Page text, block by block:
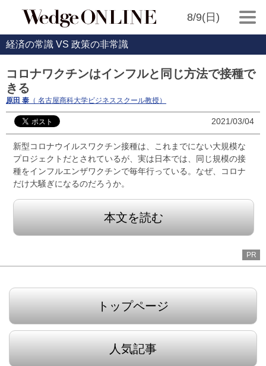
8/9(日)
経済の常識 VS 政策の非常識
コロナワクチンはインフルと同じ方法で接種で
きる
原田 泰 （ 名古屋商科大学ビジネススクール教授）
2021/03/04
新型コロナウイルスワクチン接種は、これまでにない大規模な
プロジェクトだとされているが、実は日本では、同じ規模の接
種をインフルエンザワクチンで毎年行っている。なぜ、コロナ
だけ大騒ぎになるのだろうか。
本文を読む
PR
トップページ
人気記事